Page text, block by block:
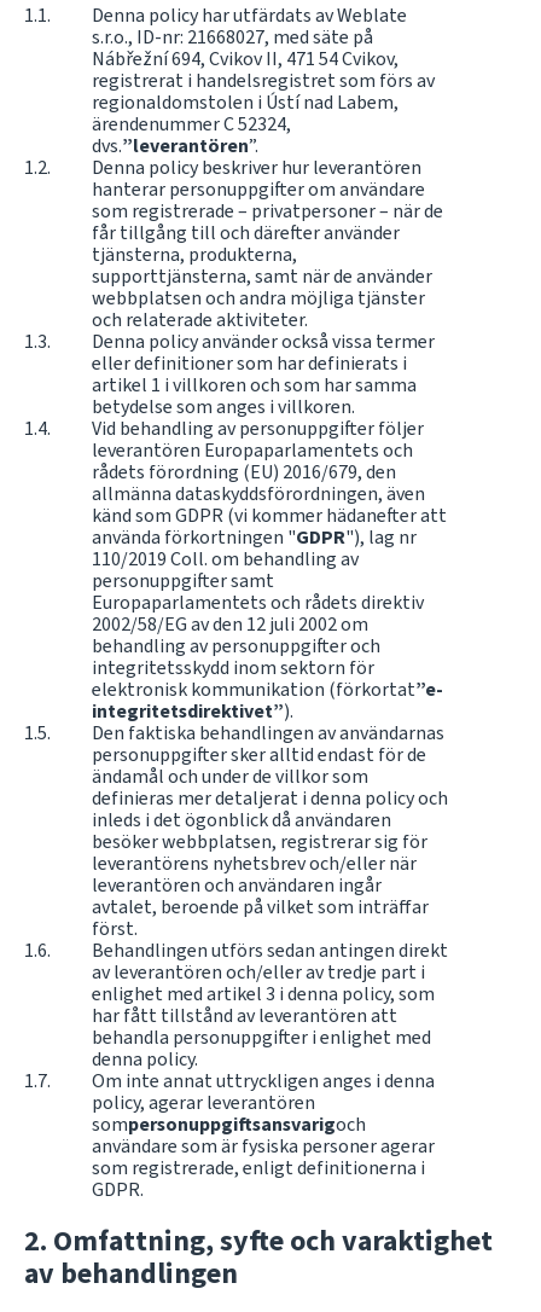
Denna policy har utfärdats av Weblate
s.r.o., ID-nr: 21668027, med säte på
Nábřežní 694, Cvikov II, 471 54 Cvikov,
registrerat i handelsregistret som förs av
regionaldomstolen i Ústí nad Labem,
ärendenummer C 52324,
dvs.”leverantören”.
Denna policy beskriver hur leverantören
hanterar personuppgifter om användare
som registrerade – privatpersoner – när de
får tillgång till och därefter använder
tjänsterna, produkterna,
supporttjänsterna, samt när de använder
webbplatsen och andra möjliga tjänster
och relaterade aktiviteter.
Denna policy använder också vissa termer
eller definitioner som har definierats i
artikel 1 i villkoren och som har samma
betydelse som anges i villkoren.
Vid behandling av personuppgifter följer
leverantören Europaparlamentets och
rådets förordning (EU) 2016/679, den
allmänna dataskyddsförordningen, även
känd som GDPR (vi kommer hädanefter att
använda förkortningen "GDPR"), lag nr
110/2019 Coll. om behandling av
personuppgifter samt
Europaparlamentets och rådets direktiv
2002/58/EG av den 12 juli 2002 om
behandling av personuppgifter och
integritetsskydd inom sektorn för
elektronisk kommunikation (förkortat”e-
integritetsdirektivet”).
Den faktiska behandlingen av användarnas
personuppgifter sker alltid endast för de
ändamål och under de villkor som
definieras mer detaljerat i denna policy och
inleds i det ögonblick då användaren
besöker webbplatsen, registrerar sig för
leverantörens nyhetsbrev och/eller när
leverantören och användaren ingår
avtalet, beroende på vilket som inträffar
först.
Behandlingen utförs sedan antingen direkt
av leverantören och/eller av tredje part i
enlighet med artikel 3 i denna policy, som
har fått tillstånd av leverantören att
behandla personuppgifter i enlighet med
denna policy.
Om inte annat uttryckligen anges i denna
policy, agerar leverantören
sompersonuppgiftsansvarigoch
användare som är fysiska personer agerar
som registrerade, enligt definitionerna i
GDPR.
Omfattning, syfte och varaktighet
av behandlingen